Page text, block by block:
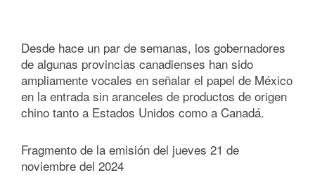
Desde hace un par de semanas, los gobernadores
de algunas provincias canadienses han sido
ampliamente vocales en señalar el papel de México
en la entrada sin aranceles de productos de origen
chino tanto a Estados Unidos como a Canadá.
Fragmento de la emisión del jueves 21 de
noviembre del 2024